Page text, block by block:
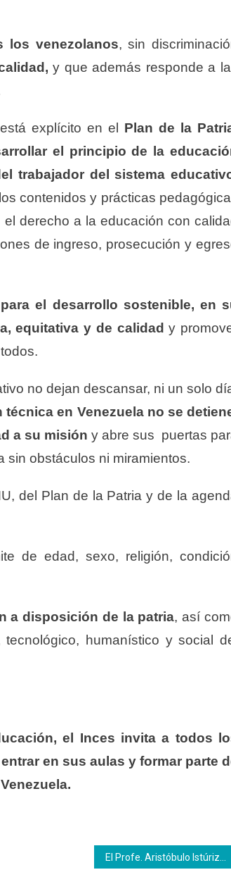
los venezolanos, sin
y que además responde a
explícito en el Plan de la
el principio de la
trabajador del sistema
contenidos y prácticas
derecho a la educación con
de ingreso, prosecución y
el desarrollo sostenible, en
equitativa y de calidad y
no dejan descansar, ni un solo
técnica en Venezuela no se
a su misión y abre sus puertas
sin obstáculos ni miramientos.
del Plan de la Patria y de la
de edad, sexo, religión,
a disposición de la patria, así
humanístico y social
el Inces invita a todos
en sus aulas y formar parte